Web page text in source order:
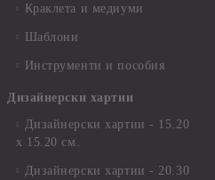
Краклета и медиуми
Шаблони
Инструменти и пособия
Дизайнерски хартии
Дизайнерски хартии - 15.20
х 15.20 см.
Дизайнерски хартии - 20.30